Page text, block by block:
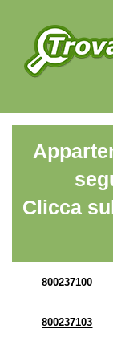
Clicca
800237100
800237103